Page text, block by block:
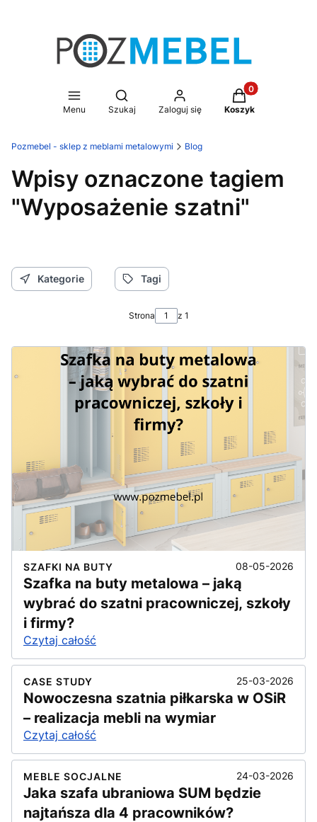
Menu
Otwórz wyszukiwarkę
Szukaj Zaloguj się
Produkty w
Koszyk
Pozmebel - sklep z meblami metalowymi Blog
Wpisy oznaczone tagiem
"Wyposażenie szatni"
Kategorie Tagi
Strona z 1
SZAFKI NA BUTY 08-05-2026
Szafka na buty metalowa – jaką
wybrać do szatni pracowniczej, szkoły
i firmy?
Czytaj całość
CASE STUDY 25-03-2026
Nowoczesna szatnia piłkarska w OSiR
– realizacja mebli na wymiar
Czytaj całość
MEBLE SOCJALNE 24-03-2026
Jaka szafa ubraniowa SUM będzie
najtańsza dla 4 pracowników?